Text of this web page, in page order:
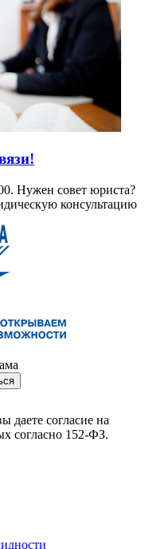
Нужен совет юриста?
консультацию
даете согласие на
согласно 152-ФЗ.